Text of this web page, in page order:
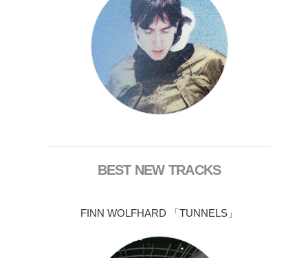
BEST NEW TRACKS
FINN WOLFHARD 「TUNNELS」